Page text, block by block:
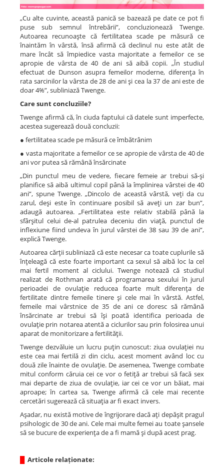
„Cu alte cuvinte, această panică se bazează pe date ce pot fi
puse sub semnul întrebării”, concluzionează Twenge.
Autoarea recunoaşte că fertilitatea scade pe măsură ce
înaintăm în vârstă, însă afirmă că declinul nu este atât de
mare încât să împiedice vasta majoritate a femeilor ce se
apropie de vârsta de 40 de ani să aibă copii. „În studiul
efectuat de Dunson asupra femeilor moderne, diferenţa în
rata sarcinilor la vârsta de 28 de ani şi cea la 37 de ani este de
doar 4%”, subliniază Twenge.
Care sunt concluziile?
Twenge afirmă că, în ciuda faptului că datele sunt imperfecte,
acestea sugerează două concluzii:
● fertilitatea scade pe măsură ce îmbătrânim
● vasta majoritate a femeilor ce se apropie de vârsta de 40 de
ani vor putea să rămână însărcinate
„Din punctul meu de vedere, fiecare femeie ar trebui să-şi
planifice să aibă ultimul copil până la împlinirea vârstei de 40
ani”, spune Twenge. „Dincolo de această vârstă, veţi da cu
zarul, deşi este în continuare posibil să aveţi un zar bun”,
adaugă autoarea. „Fertilitatea este relativ stabilă până la
sfârşitul celui de-al patrulea deceniu din viaţă, punctul de
inflexiune fiind undeva în jurul vârstei de 38 sau 39 de ani”,
explică Twenge.
Autoarea cărţii subliniază că este necesar ca toate cuplurile să
înţeleagă că este foarte important ca sexul să aibă loc la cel
mai fertil moment al ciclului. Twenge notează că studiul
realizat de Rothman arată că programarea sexului în jurul
perioadei de ovulaţie reducea foarte mult diferenţa de
fertilitate dintre femeile tinere şi cele mai în vârstă. Astfel,
femeile mai vârstnice de 35 de ani ce doresc să rămână
însărcinate ar trebui să îşi poată identifica perioada de
ovulaţie prin notarea atentă a ciclurilor sau prin folosirea unui
aparat de monitorizare a fertilităţii.
Twenge dezvăluie un lucru puţin cunoscut: ziua ovulaţiei nu
este cea mai fertilă zi din ciclu, acest moment având loc cu
două zile înainte de ovulaţie. De asemenea, Twenge combate
mitul conform căruia cei ce vor o fetiţă ar trebui să facă sex
mai departe de ziua de ovulaţie, iar cei ce vor un băiat, mai
aproape; în cartea sa, Twenge afirmă că cele mai recente
cercetări sugerează că situaţia ar fi exact invers.
Aşadar, nu există motive de îngrijorare dacă aţi depăşit pragul
psihologic de 30 de ani. Cele mai multe femei au toate şansele
să se bucure de experienţa de a fi mamă şi după acest prag.
Articole relaționate: